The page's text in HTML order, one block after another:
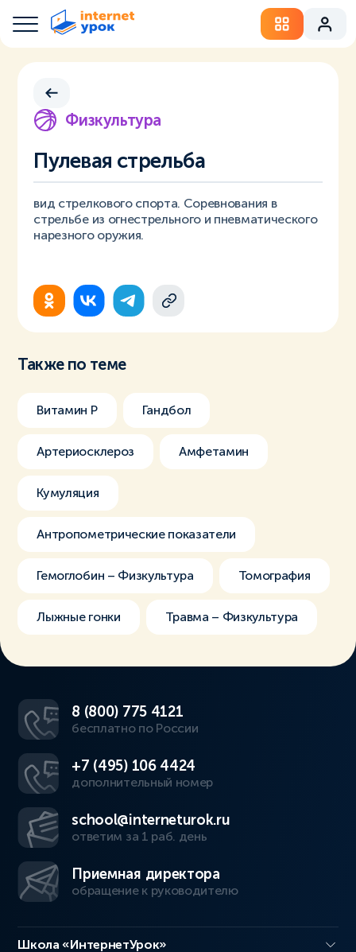
Физкультура
Пулевая стрельба
вид стрелкового спорта. Соревнования в
стрельбе из огнестрельного и пневматического
нарезного оружия.
Также по теме
Витамин Р Гандбол
Артериосклероз Амфетамин
Кумуляция
Антропометрические показатели
Гемоглобин – Физкультура Томография
Лыжные гонки Травма – Физкультура
8 (800) 775 4121
бесплатно по России
+7 (495) 106 4424
дополнительный номер
school@interneturok.ru
ответим за 1 раб. день
Приемная директора
обращение к руководителю
Школа «ИнтернетУрок»